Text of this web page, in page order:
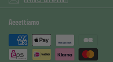
Accettiamo